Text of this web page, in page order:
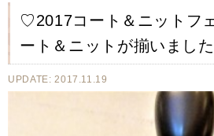
♡2017コート＆ニット
ート＆ニットが揃いまし
UPDATE: 2017.11.19